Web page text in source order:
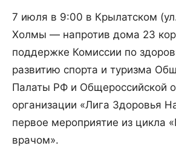
7 июля в 9:00 в Крылатском
Холмы — напротив дома 23
поддержке Комиссии по
развитию спорта и туризма
Палаты РФ и Общероссийской
организации «Лига Здоровья
первое мероприятие из цикла
врачом».